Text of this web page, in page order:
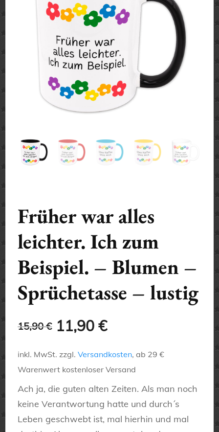
Früher war alles
leichter. Ich zum
Beispiel. – Blumen –
Sprüchetasse – lustig
15,90€ Ursprünglicher
Preis
war:
15,90 €
11,90€Aktueller
Preis
ist:
11,90 €.
inkl. MwSt. zzgl.Versandkosten, ab 29 €
Warenwert kostenloser Versand
Ach ja, die guten alten Zeiten. Als man noch
keine Verantwortung hatte und durch´s
Leben geschwebt ist, mal hierhin und mal